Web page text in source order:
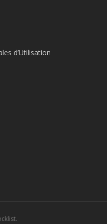
d’Utilisation